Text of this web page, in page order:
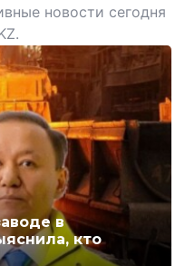
новости сегодня
в
кто